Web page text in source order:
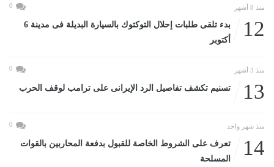
منذ 8 أشهر 0
12
بدء تلقى طلبات إحلال التوكتوك بالسيارة البديلة فى مدينة 6
أكتوبر
منذ 3 أشهر 0
13 تسنيم تكشف تفاصيل الرد الإيرانى على ترامب لوقف الحرب
منذ شهر واحد 0
14
تعرف على الشروط الخاصة للقبول بدفعة المحاربين بالقوات
المسلحة